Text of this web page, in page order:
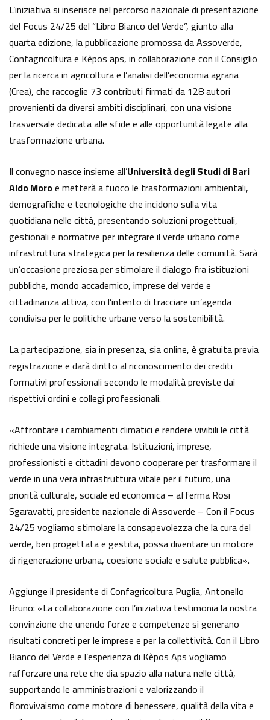
L’iniziativa si inserisce nel percorso nazionale di presentazione
del Focus 24/25 del “Libro Bianco del Verde”, giunto alla
quarta edizione, la pubblicazione promossa da Assoverde,
Confagricoltura e Kèpos aps, in collaborazione con il Consiglio
per la ricerca in agricoltura e l’analisi dell’economia agraria
(Crea), che raccoglie 73 contributi firmati da 128 autori
provenienti da diversi ambiti disciplinari, con una visione
trasversale dedicata alle sfide e alle opportunità legate alla
trasformazione urbana.
Il convegno nasce insieme all’Università degli Studi di Bari
Aldo Moroe metterà a fuoco le trasformazioni ambientali,
demografiche e tecnologiche che incidono sulla vita
quotidiana nelle città, presentando soluzioni progettuali,
gestionali e normative per integrare il verde urbano come
infrastruttura strategica per la resilienza delle comunità. Sarà
un’occasione preziosa per stimolare il dialogo fra istituzioni
pubbliche, mondo accademico, imprese del verde e
cittadinanza attiva, con l’intento di tracciare un’agenda
condivisa per le politiche urbane verso la sostenibilità.
La partecipazione, sia in presenza, sia online, è gratuita previa
registrazione e darà diritto al riconoscimento dei crediti
formativi professionali secondo le modalità previste dai
rispettivi ordini e collegi professionali.
«Affrontare i cambiamenti climatici e rendere vivibili le città
richiede una visione integrata. Istituzioni, imprese,
professionisti e cittadini devono cooperare per trasformare il
verde in una vera infrastruttura vitale per il futuro, una
priorità culturale, sociale ed economica – afferma Rosi
Sgaravatti, presidente nazionale di Assoverde – Con il Focus
24/25 vogliamo stimolare la consapevolezza che la cura del
verde, ben progettata e gestita, possa diventare un motore
di rigenerazione urbana, coesione sociale e salute pubblica».
Aggiunge il presidente di Confagricoltura Puglia, Antonello
Bruno: «La collaborazione con l’iniziativa testimonia la nostra
convinzione che unendo forze e competenze si generano
risultati concreti per le imprese e per la collettività. Con il Libro
Bianco del Verde e l’esperienza di Kèpos Aps vogliamo
rafforzare una rete che dia spazio alla natura nelle città,
supportando le amministrazioni e valorizzando il
florovivaismo come motore di benessere, qualità della vita e